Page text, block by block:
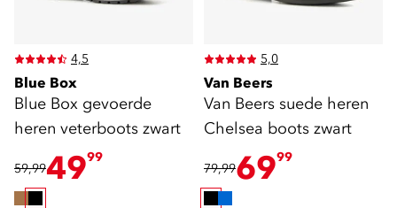
4,5
Blue Box
Blue Box gevoerde
heren veterboots zwart
59,994999
5,0
Van Beers
Van Beers suede heren
Chelsea boots zwart
79,996999